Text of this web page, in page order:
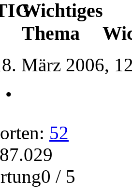
März 2006,
•
52
/ 5